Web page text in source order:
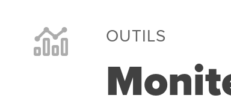
OUTILS